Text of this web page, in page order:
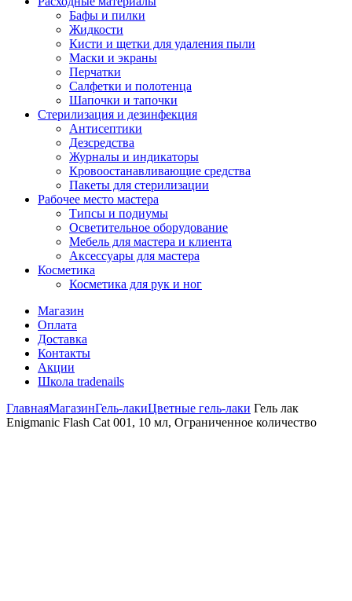
Бафы и пилки
Жидкости
Кисти и щетки для удаления пыли
Маски и экраны
Перчатки
Салфетки и полотенца
Шапочки и тапочки
Стерилизация и дезинфекция
Антисептики
Дезсредства
Журналы и индикаторы
Кровоостанавливающие средства
Пакеты для стерилизации
Рабочее место мастера
Типсы и подиумы
Осветительное оборудование
Мебель для мастера и клиента
Аксессуары для мастера
Косметика
Косметика для рук и ног
Магазин
Оплата
Доставка
Контакты
Акции
Школа tradenails
ГлавнаяМагазинГель-лакиЦветные гель-лаки Гель лак
Enigmanic Flash Cat 001, 10 мл, Ограниченное количество